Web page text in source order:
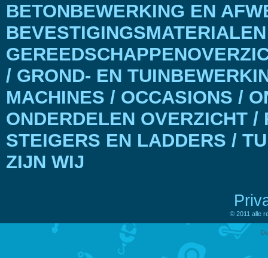
BETONBEWERKING EN
/ GROND- EN
MACHINES / OCCASIONS /
ONDERDELEN OVERZICHT
STEIGERS EN LADDERS /
ZIJN WIJ
© 2011 alle